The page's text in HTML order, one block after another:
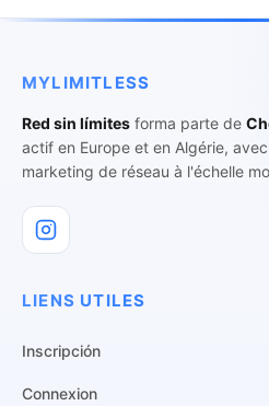
MYLIMITLESS
Red sin límites forma parte de
actif en Europe et en Algérie,
marketing de réseau à l'échelle
LIENS UTILES
Inscripción
Connexion